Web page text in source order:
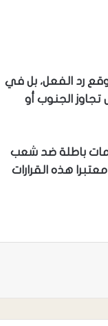
رد الفعل، بل في
الجنوب أو
باطلة ضد شعب
هذه القرارات